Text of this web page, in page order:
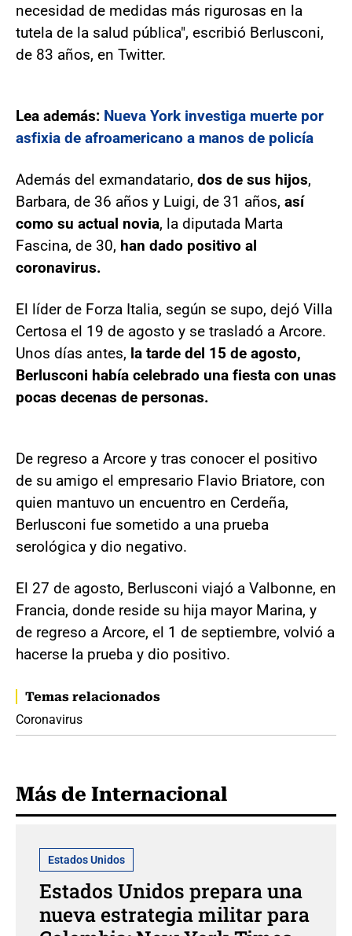
necesidad de medidas más rigurosas en la
tutela de la salud pública", escribió Berlusconi,
de 83 años, en Twitter.
Lea además: Nueva York investiga muerte por
asfixia de afroamericano a manos de policía
Además del exmandatario, dos de sus hijos,
Barbara, de 36 años y Luigi, de 31 años, así
como su actual novia, la diputada Marta
Fascina, de 30, han dado positivo al
coronavirus.
El líder de Forza Italia, según se supo, dejó Villa
Certosa el 19 de agosto y se trasladó a Arcore.
Unos días antes, la tarde del 15 de agosto,
Berlusconi había celebrado una fiesta con unas
pocas decenas de personas.
De regreso a Arcore y tras conocer el positivo
de su amigo el empresario Flavio Briatore, con
quien mantuvo un encuentro en Cerdeña,
Berlusconi fue sometido a una prueba
serológica y dio negativo.
El 27 de agosto, Berlusconi viajó a Valbonne, en
Francia, donde reside su hija mayor Marina, y
de regreso a Arcore, el 1 de septiembre, volvió a
hacerse la prueba y dio positivo.
Temas relacionados
Coronavirus
Más de Internacional
Estados Unidos
Estados Unidos prepara una
nueva estrategia militar para